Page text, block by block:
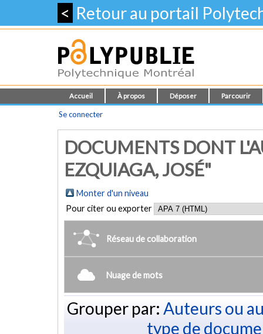
< Retour au portail
Accueil À propos Déposer Parcourir
Se connecter
DOCUMENTS DONT
EZQUIAGA, JOSÉ"
Monter d'un niveau
Pour citer ou exporter
Réseau de collaboration
Nuage de mots
Grouper par: Auteurs ou
type de